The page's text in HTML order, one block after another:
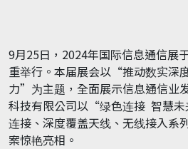
9月25日，2024年国际信息通信展
重举行。本届展会以“推动数实深
力”为主题，全面展示信息通信业
科技有限公司以“绿色连接 智慧
连接、深度覆盖天线、无线接入系
案惊艳亮相。